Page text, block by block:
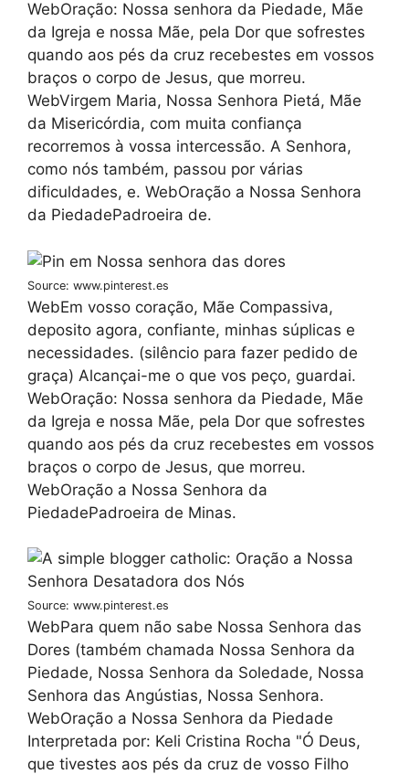
WebOração: Nossa senhora da Piedade, Mãe
da Igreja e nossa Mãe, pela Dor que sofrestes
quando aos pés da cruz recebestes em vossos
braços o corpo de Jesus, que morreu.
WebVirgem Maria, Nossa Senhora Pietá, Mãe
da Misericórdia, com muita confiança
recorremos à vossa intercessão. A Senhora,
como nós também, passou por várias
dificuldades, e. WebOração a Nossa Senhora
da PiedadePadroeira de.
Source: www.pinterest.es
WebEm vosso coração, Mãe Compassiva,
deposito agora, confiante, minhas súplicas e
necessidades. (silêncio para fazer pedido de
graça) Alcançai-me o que vos peço, guardai.
WebOração: Nossa senhora da Piedade, Mãe
da Igreja e nossa Mãe, pela Dor que sofrestes
quando aos pés da cruz recebestes em vossos
braços o corpo de Jesus, que morreu.
WebOração a Nossa Senhora da
PiedadePadroeira de Minas.
Source: www.pinterest.es
WebPara quem não sabe Nossa Senhora das
Dores (também chamada Nossa Senhora da
Piedade, Nossa Senhora da Soledade, Nossa
Senhora das Angústias, Nossa Senhora.
WebOração a Nossa Senhora da Piedade
Interpretada por: Keli Cristina Rocha "Ó Deus,
que tivestes aos pés da cruz de vosso Filho